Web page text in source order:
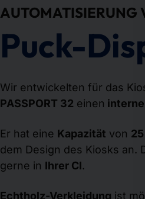
AUTOMATISIERUNG
Puck-
Wir entwickelten für das
PASSPORT 32 einen
Er hat eine Kapazität von 25
dem Design des Kiosks an.
gerne in Ihrer CI.
Echtholz-Verkleidung ist